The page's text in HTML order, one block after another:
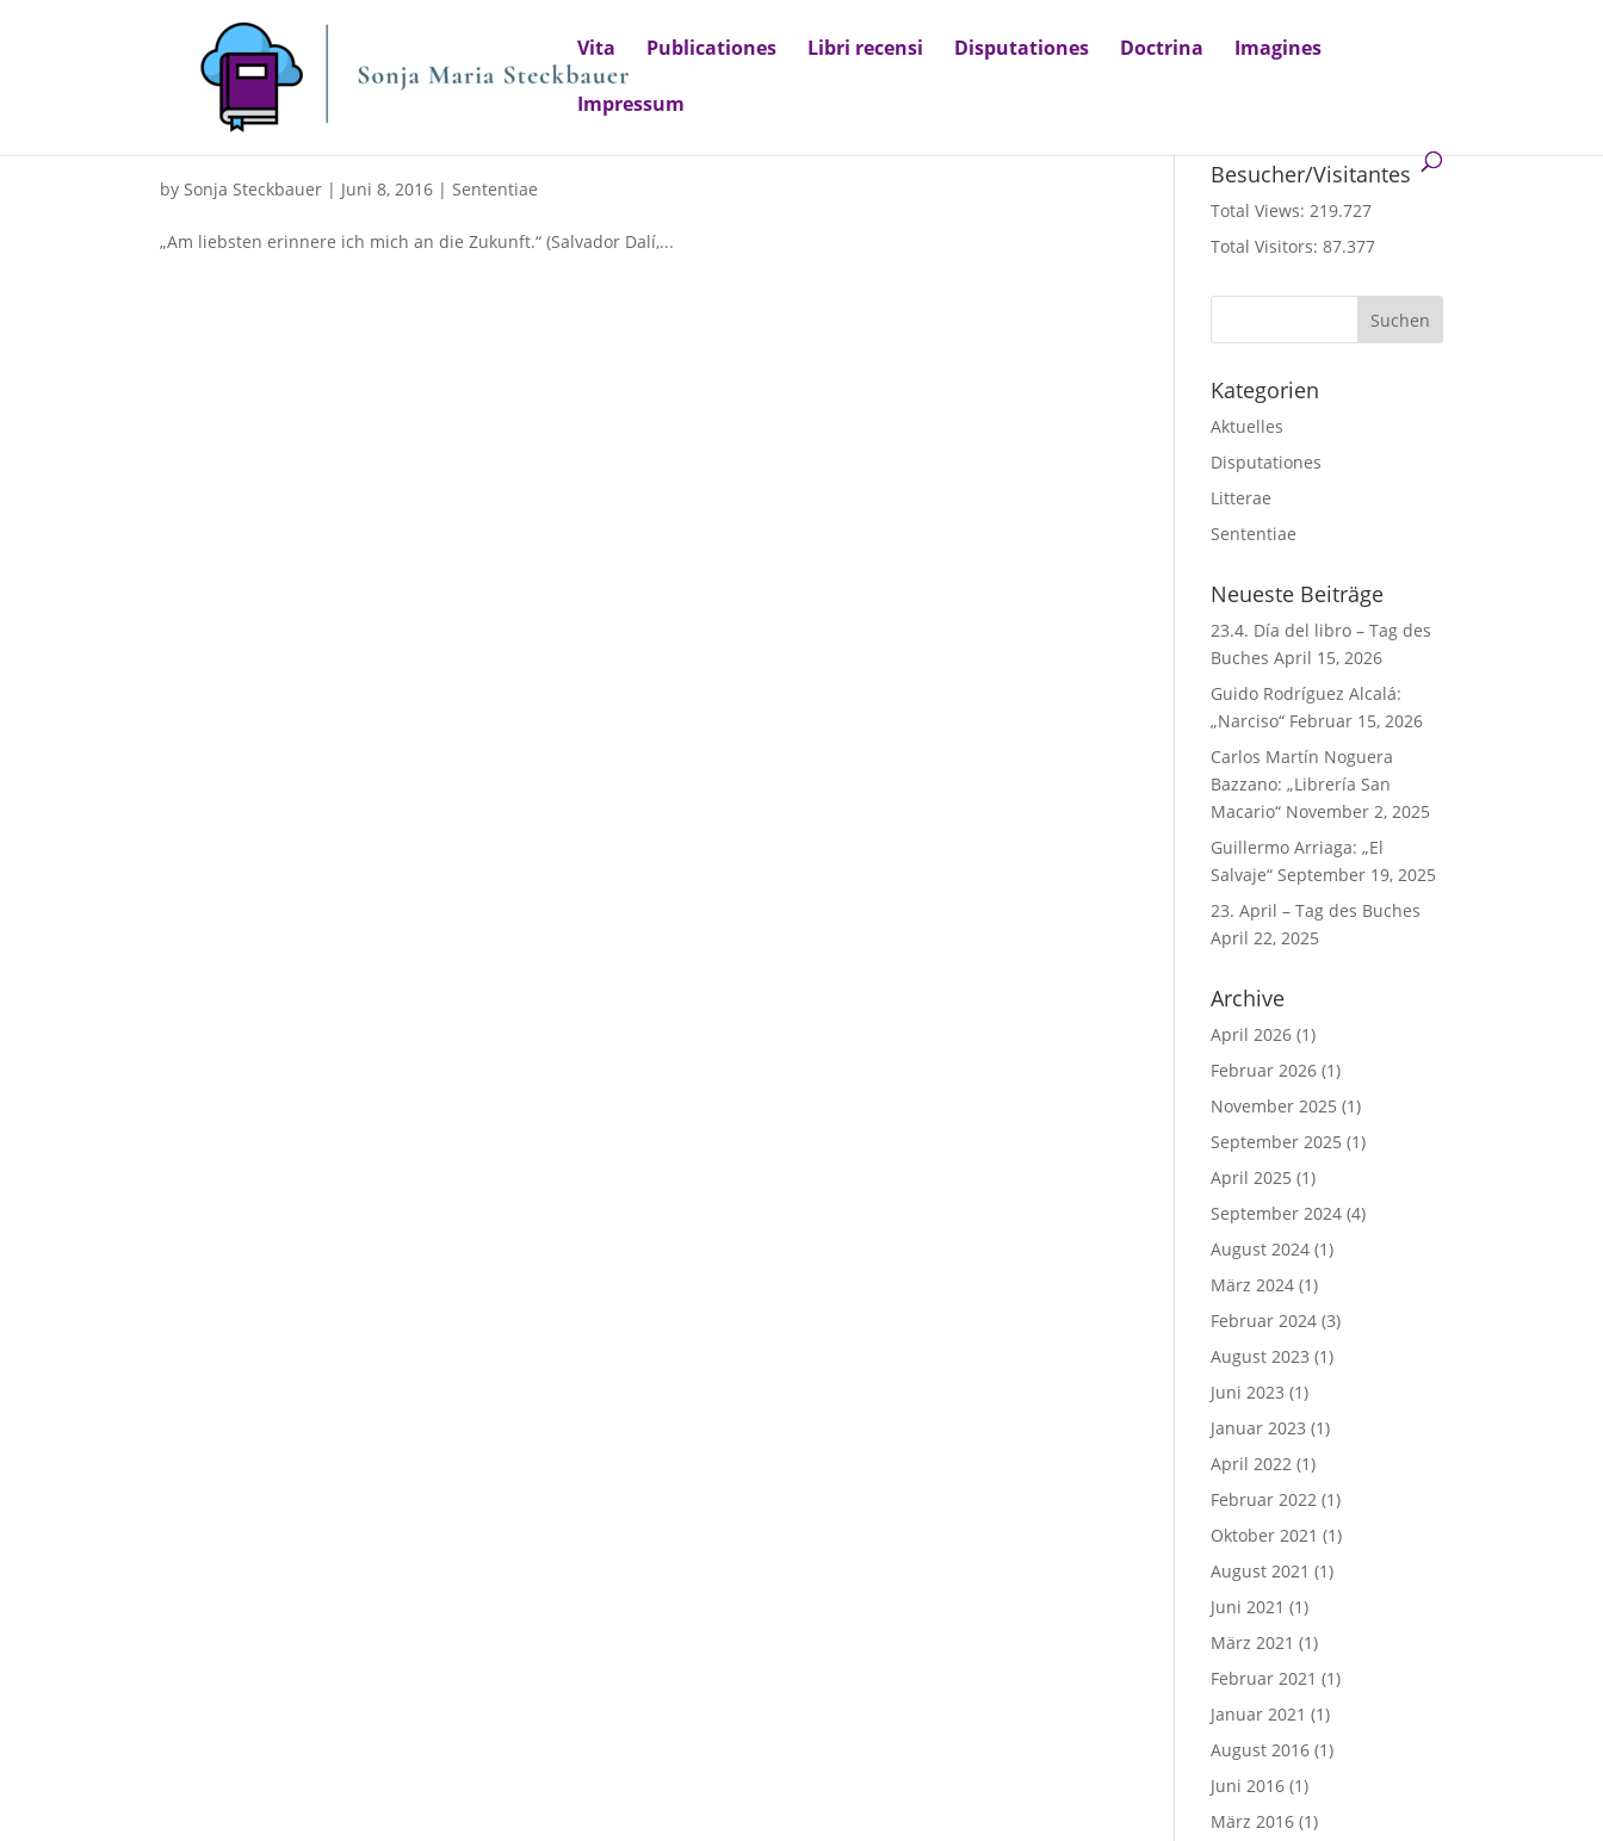
Vita Publicationes Libri recensi Disputationes Doctrina Imagines
Impressum
bySonja Steckbauer | Juni 8, 2016 |Sententiae
„Am liebsten erinnere ich mich an die Zukunft.“ (Salvador Dalí,...
Besucher/Visitantes
Total Views:219.727
Total Visitors:87.377
Kategorien
Aktuelles
Disputationes
Litterae
Sententiae
Neueste Beiträge
23.4. Día del libro – Tag des
Buches April 15, 2026
Guido Rodríguez Alcalá:
„Narciso“ Februar 15, 2026
Carlos Martín Noguera
Bazzano: „Librería San
Macario“ November 2, 2025
Guillermo Arriaga: „El
Salvaje“ September 19, 2025
23. April – Tag des Buches
April 22, 2025
Archive
April 2026 (1)
Februar 2026 (1)
November 2025 (1)
September 2025 (1)
April 2025 (1)
September 2024 (4)
August 2024 (1)
März 2024 (1)
Februar 2024 (3)
August 2023 (1)
Juni 2023 (1)
Januar 2023 (1)
April 2022 (1)
Februar 2022 (1)
Oktober 2021 (1)
August 2021 (1)
Juni 2021 (1)
März 2021 (1)
Februar 2021 (1)
Januar 2021 (1)
August 2016 (1)
Juni 2016 (1)
März 2016 (1)